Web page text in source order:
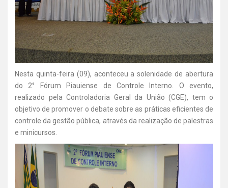
Nesta quinta-feira (09), aconteceu a solenidade de abertura
do 2° Fórum Piauiense de Controle Interno. O evento,
realizado pela Controladoria Geral da União (CGE), tem o
objetivo de promover o debate sobre as práticas eficientes de
controle da gestão pública, através da realização de palestras
e minicursos.